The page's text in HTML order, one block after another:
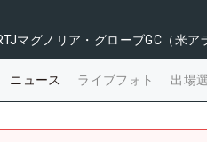
マグノリア・グローブGC（米ア
ニュース ライブフォト 出場